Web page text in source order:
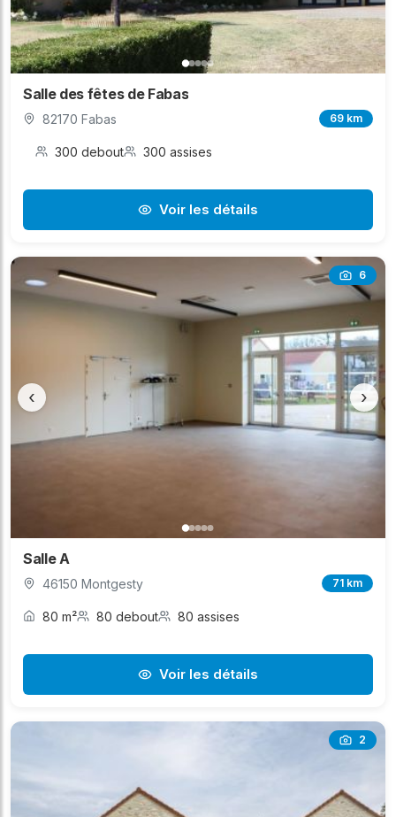
Salle des fêtes de Fabas
82170 Fabas 69 km
300 debout 300 assises
Voir les détails
6
‹ ›
Salle A
46150 Montgesty 71 km
80 m² 80 debout 80 assises
Voir les détails
2